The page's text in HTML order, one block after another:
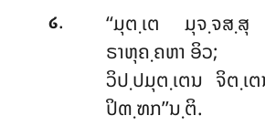
໒. ‘‘ມຸຕ຺ເຕມຸຈ຺ຈສ຺ສຸ
ຣາຫຸຄ຺ຄຫາ ອິວ;
ວິປ຺ປມຸຕ຺ເຕນ ຈິຕ຺
ປິຓ຺ຑກ’’ນ຺ຕິ.